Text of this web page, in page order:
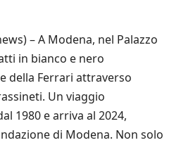
– A Modena, nel Palazzo
in bianco e nero
della Ferrari attraverso
Un viaggio
1980 e arriva al 2024,
di Modena. Non solo